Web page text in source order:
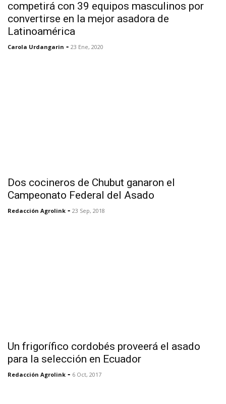
competirá con 39 equipos masculinos por
convertirse en la mejor asadora de
Latinoamérica
Carola Urdangarin - 23 Ene, 2020
Dos cocineros de Chubut ganaron el
Campeonato Federal del Asado
Redacción Agrolink - 23 Sep, 2018
Un frigorífico cordobés proveerá el asado
para la selección en Ecuador
Redacción Agrolink - 6 Oct, 2017